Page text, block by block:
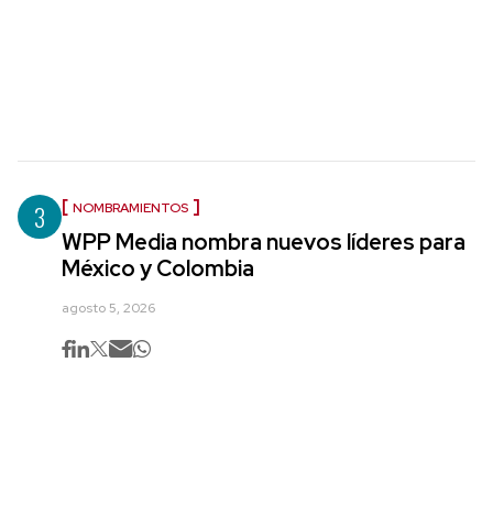
3 NOMBRAMIENTOS
WPP Media nombra nuevos líderes para
México y Colombia
agosto 5, 2026